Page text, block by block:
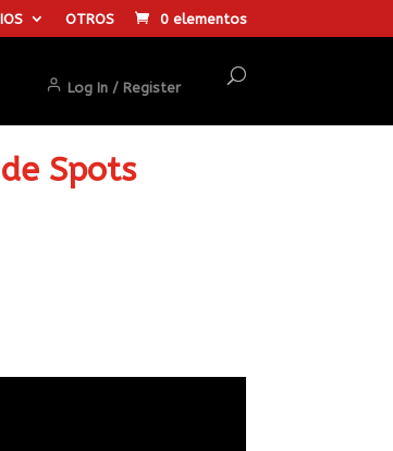
OTROS 0 elementos
Log In / Register
Spots